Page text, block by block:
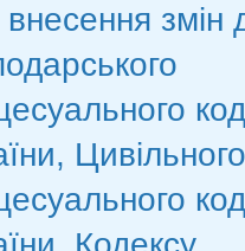
змін
Цивільного